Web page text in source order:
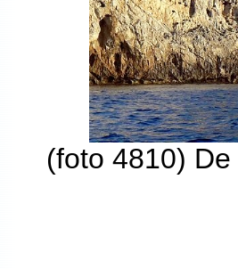
(foto 4810)